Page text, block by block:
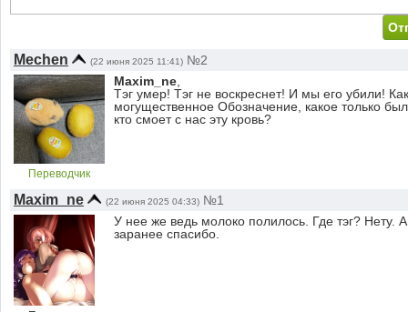
Mechen (22 июня 2025 11:41) №2
Переводчик
Maxim_ne
Тэг умер! Тэг не воскреснет! И мы его убили!
могущественное Обозначение, какое только
кто смоет с нас эту кровь?
Maxim_ne (22 июня 2025 04:33) №1
У нее же ведь молоко полилось. Где тэг?
заранее спасибо.